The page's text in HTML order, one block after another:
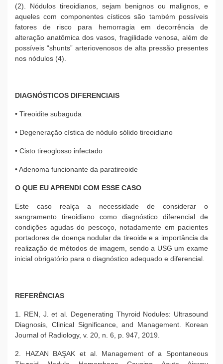
(2). Nódulos tireoidianos, sejam benignos ou malignos, e
aqueles com componentes císticos são também possíveis
fatores de risco para hemorragia em decorrência de
alteração anatômica dos vasos, fragilidade venosa, além de
possíveis “shunts” arteriovenosos de alta pressão presentes
nos nódulos (4).
DIAGNÓSTICOS DIFERENCIAIS
• Tireoidite subaguda
• Degeneração cística de nódulo sólido tireoidiano
• Cisto tireoglosso infectado
• Adenoma funcionante da paratireoide
O QUE EU APRENDI COM ESSE CASO
Este caso realça a necessidade de considerar o
sangramento tireoidiano como diagnóstico diferencial de
condições agudas do pescoço, notadamente em pacientes
portadores de doença nodular da tireoide e a importância da
realização de métodos de imagem, sendo a USG um exame
inicial obrigatório para o diagnóstico adequado e diferencial.
REFERÊNCIAS
1. REN, J. et al. Degenerating Thyroid Nodules: Ultrasound
Diagnosis, Clinical Significance, and Management. Korean
Journal of Radiology, v. 20, n. 6, p. 947, 2019.
2. HAZAN BAŞAK et al. Management of a Spontaneous